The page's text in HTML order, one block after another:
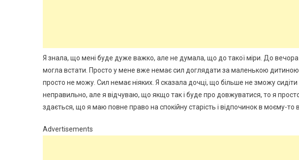
Я знала, що мені буде дуже важко, але не думала, що до такої міри. До вечора
могла встати. Просто у мене вже немає сил доглядати за маленькою
просто не можу. Сил немає ніяких. Я сказала дочці, що більше не зможу
неправильно, але я відчуваю, що якщо так і буде про довжуватися, то я
здається, що я маю повне право на спокійну старість і відпочинок в моєму-то
Advertisements